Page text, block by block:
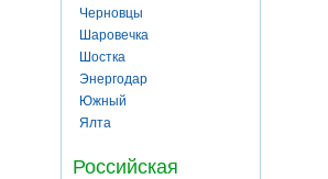
Черновцы
Шаровечка
Шостка
Энергодар
Южный
Ялта
Российская